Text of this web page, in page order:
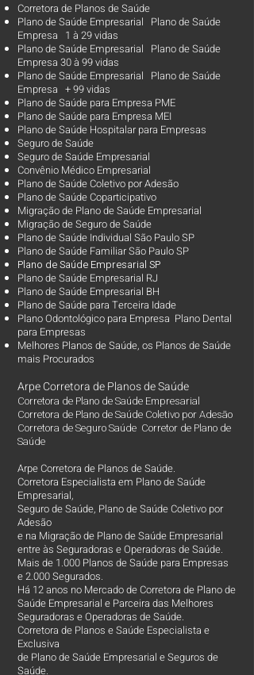
Corretora de Planos de Saúde
Plano de Saúde Empresarial Plano de Saúde
Empresa 1 à 29 vidas
Plano de Saúde Empresarial Plano de Saúde
Empresa 30 à 99 vidas ​
Plano de Saúde Empresarial Plano de Saúde
Empresa + 99 vidas
Plano de Saúde para Empresa PME
Plano de Saúde para Empresa MEI
Plano de Saúde Hospitalar para Empresas
Seguro de Saúde
Seguro de Saúde Empresarial
Convênio Médico Empresarial
Plano de Saúde Coletivo por Adesão
Plano de Saúde Coparticipativo
Migração de Plano de Saúde Empresarial
Migração de Seguro de Saúde
Plano de Saúde Individual São Paulo SP
Plano de Saúde Familiar São Paulo SP
Plano de Saúde Empresarial SP
Plano de Saúde Empresarial RJ
Plano de Saúde Empresarial BH
Plano de Saúde para Terceira Idade
Plano Odontológico para Empresa Plano Dental
para Empresas
Melhores Planos de Saúde, os Planos de Saúde
mais Procurados​
Arpe Corretora de Planos de Saúde
Corretora de Plano de Saúde Empresarial
Corretora de Plano de Saúde Coletivo por Adesão
Corretora de Seguro Saúde Corretor de Plano de
Saúde
Arpe Corretora de Planos de Saúde.
Corretora Especialista em Plano de Saúde
Empresarial,
Seguro de Saúde, Plano de Saúde Coletivo por
Adesão
e na Migração de Plano de Saúde Empresarial
entre às Seguradoras e Operadoras de Saúde.
Mais de 1.000 Planos de Saúde para Empresas
e 2.000 Segurados.
Há 12 anos no Mercado de Corretora de Plano de
Saúde Empresarial e Parceira das Melhores
Seguradoras e Operadoras de Saúde.
Corretora de Planos e Saúde Especialista e
Exclusiva
de Plano de Saúde Empresarial e Seguros de
Saúde.